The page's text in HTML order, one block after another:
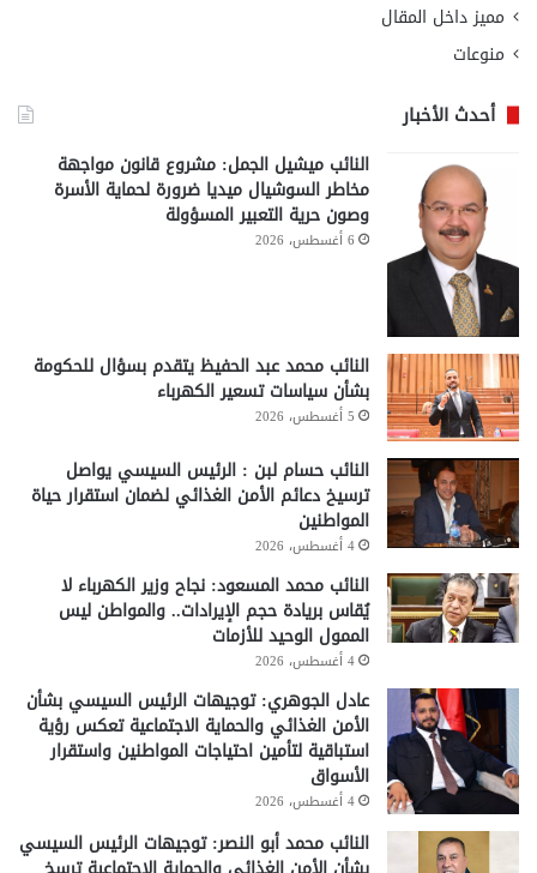
مميز داخل المقال
منوعات
أحدث الأخبار
النائب ميشيل الجمل: مشروع قانون مواجهة
مخاطر السوشيال ميديا ضرورة لحماية الأسرة
وصون حرية التعبير المسؤولة
6 أغسطس، 2026
النائب محمد عبد الحفيظ يتقدم بسؤال للحكومة
بشأن سياسات تسعير الكهرباء
5 أغسطس، 2026
النائب حسام لبن : الرئيس السيسي يواصل
ترسيخ دعائم الأمن الغذائي لضمان استقرار حياة
المواطنين
4 أغسطس، 2026
النائب محمد المسعود: نجاح وزير الكهرباء لا
يُقاس بريادة حجم الإيرادات.. والمواطن ليس
الممول الوحيد للأزمات
4 أغسطس، 2026
عادل الجوهري: توجيهات الرئيس السيسي بشأن
الأمن الغذائي والحماية الاجتماعية تعكس رؤية
استباقية لتأمين احتياجات المواطنين واستقرار
الأسواق
4 أغسطس، 2026
النائب محمد أبو النصر: توجيهات الرئيس السيسي